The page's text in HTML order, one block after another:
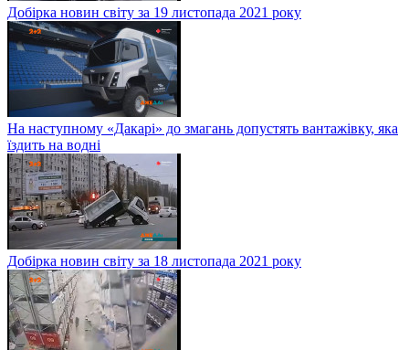
Добірка новин світу за 19 листопада 2021 року
На наступному «Дакарі» до змагань допустять вантажівку, яка
їздить на водні
Добірка новин світу за 18 листопада 2021 року